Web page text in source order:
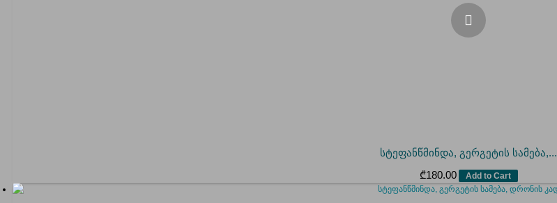
სტეფანწმინდა, გერგეტის სამება,...
₾180.00 Add to Cart